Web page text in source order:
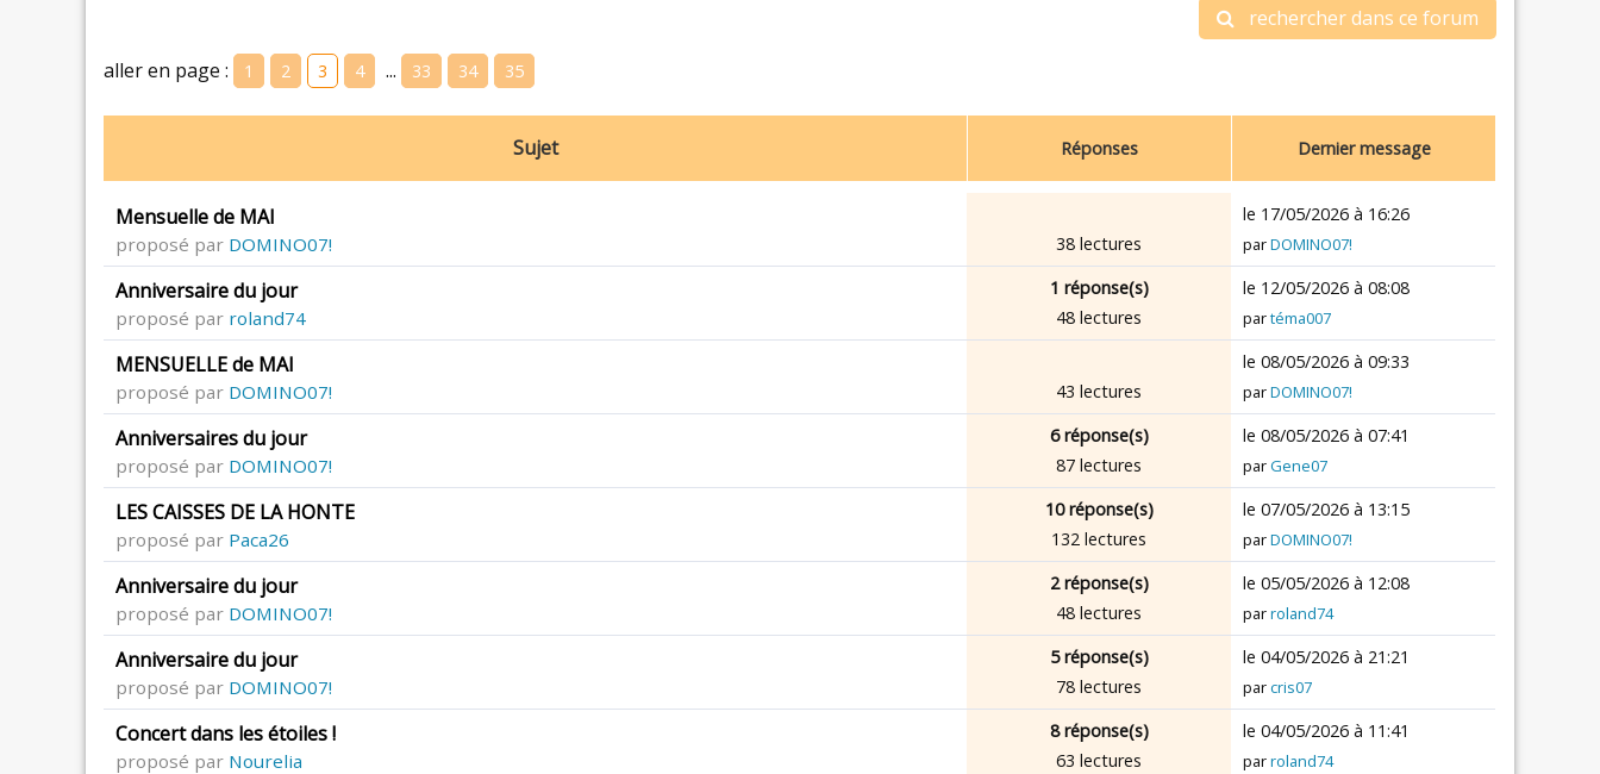
rechercher dans ce forum
aller en page :
1 2 3 4 ... 33 34 35
Sujet Réponses Dernier message
Mensuelle de MAI
proposé par DOMINO07! 38 lectures
le 17/05/2026 à 16:26
parDOMINO07!
Anniversaire du jour
proposé par roland74
1 réponse(s)
48 lectures
le 12/05/2026 à 08:08
partéma007
MENSUELLE de MAI
proposé par DOMINO07! 43 lectures
le 08/05/2026 à 09:33
parDOMINO07!
Anniversaires du jour
proposé par DOMINO07!
6 réponse(s)
87 lectures
le 08/05/2026 à 07:41
parGene07
LES CAISSES DE LA HONTE
proposé par Paca26
10 réponse(s)
132 lectures
le 07/05/2026 à 13:15
parDOMINO07!
Anniversaire du jour
proposé par DOMINO07!
2 réponse(s)
48 lectures
le 05/05/2026 à 12:08
parroland74
Anniversaire du jour
proposé par DOMINO07!
5 réponse(s)
78 lectures
le 04/05/2026 à 21:21
parcris07
Concert dans les étoiles !
proposé par Nourelia
8 réponse(s)
63 lectures
le 04/05/2026 à 11:41
parroland74